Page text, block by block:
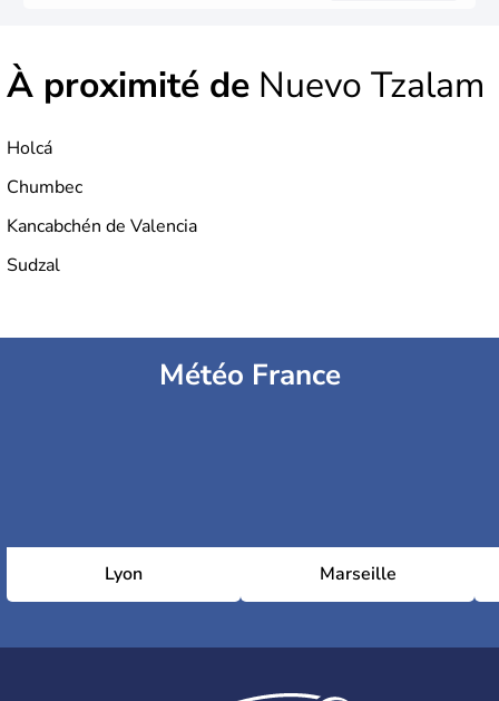
À proximité de Nuevo Tzalam
Holcá
Chumbec
Kancabchén de Valencia
Sudzal
Météo France
Lyon Marseille